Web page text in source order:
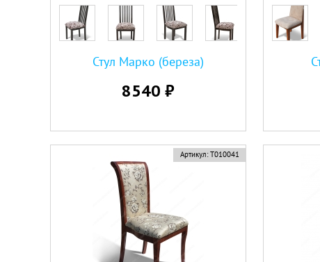
Стул Марко (береза)
8540 ₽
Артикул: Т010041